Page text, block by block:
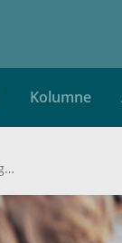
Kolumne
Gehirnerschütterung bei Kleinkindern: Langfristige Beschwerden sind keine Seltenheit